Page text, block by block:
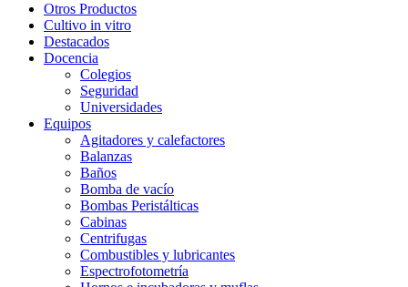
Otros Productos
Cultivo in vitro
Destacados
Docencia
Colegios
Seguridad
Universidades
Equipos
Agitadores y calefactores
Balanzas
Baños
Bomba de vacío
Bombas Peristálticas
Cabinas
Centrifugas
Combustibles y lubricantes
Espectrofotometría